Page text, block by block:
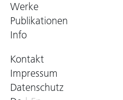
Werke
Publikationen
Info
Kontakt
Impressum
Datenschutz